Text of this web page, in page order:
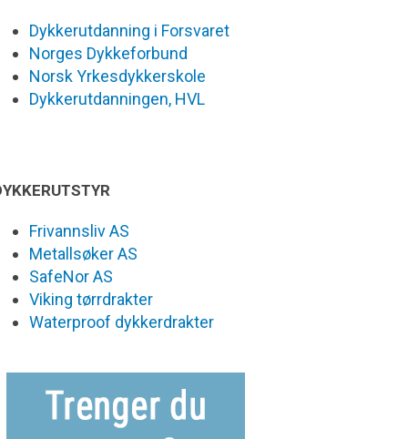
Dykkerutdanning i Forsvaret
Norges Dykkeforbund
Norsk Yrkesdykkerskole
Dykkerutdanningen, HVL
Frivannsliv AS
Metallsøker AS
SafeNor AS
Viking tørrdrakter
Waterproof dykkerdrakter